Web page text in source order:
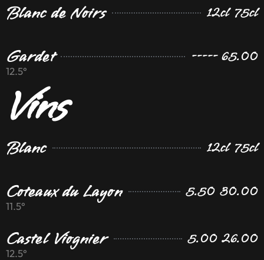
Blanc de Noirs 12cl 75cl
Gardet ----- 65.00
12.5°
Vins
Blanc 12cl 75cl
Coteaux du Layon 5.50 30.00
11.5°
Castel Viognier 5.00 26.00
12.5°